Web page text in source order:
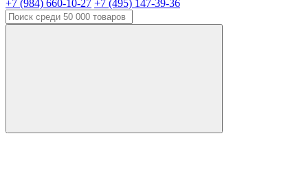
+7 (984) 660-10-27 +7 (495) 147-39-36